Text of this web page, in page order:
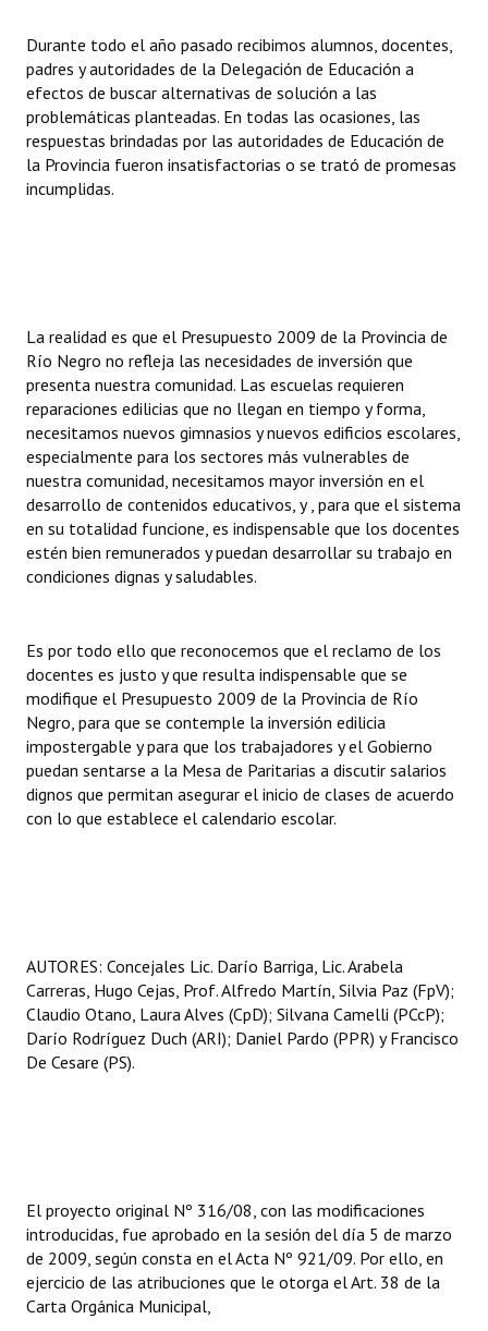
Entrega de distinciones
REFORMA DE LA CARTA ORGÁNICA
Durante todo el año pasado recibimos alumnos, docentes,
padres y autoridades de la Delegación de Educación a
efectos de buscar alternativas de solución a las
problemáticas planteadas. En todas las ocasiones, las
respuestas brindadas por las autoridades de Educación de
la Provincia fueron insatisfactorias o se trató de promesas
incumplidas.
La realidad es que el Presupuesto 2009 de la Provincia de
Río Negro no refleja las necesidades de inversión que
presenta nuestra comunidad. Las escuelas requieren
reparaciones edilicias que no llegan en tiempo y forma,
necesitamos nuevos gimnasios y nuevos edificios escolares,
especialmente para los sectores más vulnerables de
nuestra comunidad, necesitamos mayor inversión en el
desarrollo de contenidos educativos, y , para que el sistema
en su totalidad funcione, es indispensable que los docentes
estén bien remunerados y puedan desarrollar su trabajo en
condiciones dignas y saludables.
Es por todo ello que reconocemos que el reclamo de los
docentes es justo y que resulta indispensable que se
modifique el Presupuesto 2009 de la Provincia de Río
Negro, para que se contemple la inversión edilicia
impostergable y para que los trabajadores y el Gobierno
puedan sentarse a la Mesa de Paritarias a discutir salarios
dignos que permitan asegurar el inicio de clases de acuerdo
con lo que establece el calendario escolar.
AUTORES: Concejales Lic. Darío Barriga, Lic. Arabela
Carreras, Hugo Cejas, Prof. Alfredo Martín, Silvia Paz (FpV);
Claudio Otano, Laura Alves (CpD); Silvana Camelli (PCcP);
Darío Rodríguez Duch (ARI); Daniel Pardo (PPR) y Francisco
De Cesare (PS).
El proyecto original Nº 316/08, con las modificaciones
introducidas, fue aprobado en la sesión del día 5 de marzo
de 2009, según consta en el Acta Nº 921/09. Por ello, en
ejercicio de las atribuciones que le otorga el Art. 38 de la
Carta Orgánica Municipal,